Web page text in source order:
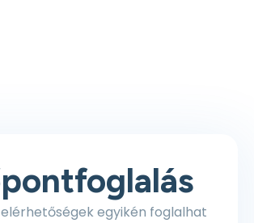
egyikén foglalhat